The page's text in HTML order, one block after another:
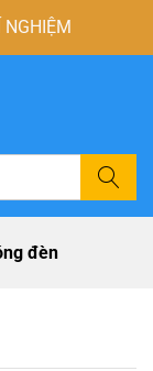
NGHIỆM
Tìm
đèn